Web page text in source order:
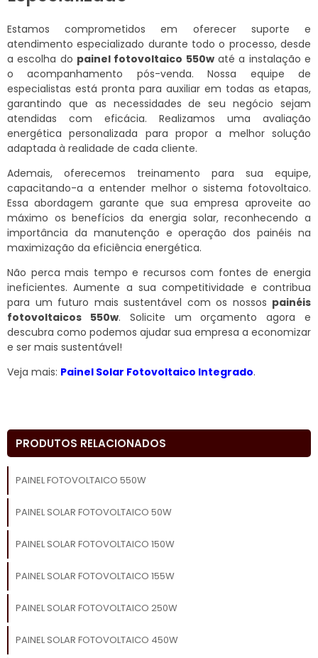
Estamos comprometidos em oferecer suporte e
atendimento especializado durante todo o processo, desde
a escolha do painel fotovoltaico 550waté a instalação e
o acompanhamento pós-venda. Nossa equipe de
especialistas está pronta para auxiliar em todas as etapas,
garantindo que as necessidades de seu negócio sejam
atendidas com eficácia. Realizamos uma avaliação
energética personalizada para propor a melhor solução
adaptada à realidade de cada cliente.
Ademais, oferecemos treinamento para sua equipe,
capacitando-a a entender melhor o sistema fotovoltaico.
Essa abordagem garante que sua empresa aproveite ao
máximo os benefícios da energia solar, reconhecendo a
importância da manutenção e operação dos painéis na
maximização da eficiência energética.
Não perca mais tempo e recursos com fontes de energia
ineficientes. Aumente a sua competitividade e contribua
para um futuro mais sustentável com os nossos painéis
fotovoltaicos 550w. Solicite um orçamento agora e
descubra como podemos ajudar sua empresa a economizar
e ser mais sustentável!
Veja mais: Painel Solar Fotovoltaico Integrado.
PRODUTOS RELACIONADOS
PAINEL FOTOVOLTAICO 550W
PAINEL SOLAR FOTOVOLTAICO 50W
PAINEL SOLAR FOTOVOLTAICO 150W
PAINEL SOLAR FOTOVOLTAICO 155W
PAINEL SOLAR FOTOVOLTAICO 250W
PAINEL SOLAR FOTOVOLTAICO 450W